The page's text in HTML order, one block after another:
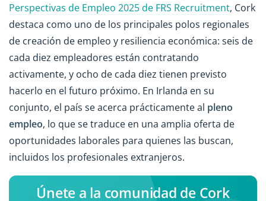
Perspectivas de Empleo 2025 de FRS Recruitment, Cork
destaca como uno de los principales polos regionales
de creación de empleo y resiliencia económica: seis de
cada diez empleadores están contratando
activamente, y ocho de cada diez tienen previsto
hacerlo en el futuro próximo. En Irlanda en su
conjunto, el país se acerca prácticamente al pleno
empleo, lo que se traduce en una amplia oferta de
oportunidades laborales para quienes las buscan,
incluidos los profesionales extranjeros.
Únete a la comunidad de Cork